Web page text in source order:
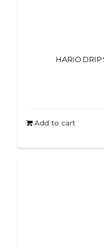
HARIO DRIP
Add to cart